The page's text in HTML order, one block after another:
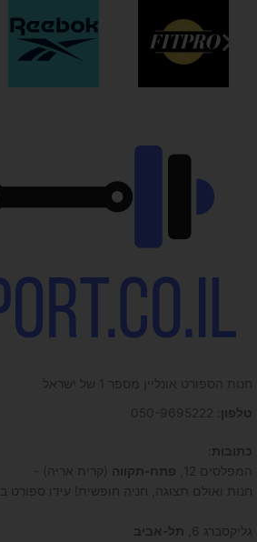
חנות הספורט אונליין מספר 1 של ישראל
טלפון
כתובות
המפלסים 12,
פתח-תקווה (קרית אריה) -
חנות ואולם תצוגה, חניה חופשית! עידו ספורט ב-Waze
גליקסברג 6,
תל-אביב